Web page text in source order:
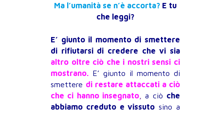
Ma l’umanità se n’è accorta? E tu
che leggi?
E’ giunto il momento di smettere
di rifiutarsi di credere che vi sia
altro oltre ciò che i nostri sensi ci
mostrano. E’ giunto il momento di
smettere di restare attaccati a ciò
che ci hanno insegnato,a ciò che
abbiamo creduto e vissuto sino a